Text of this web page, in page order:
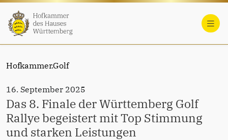
Hofkammer.Golf
16. September 2025
Das 8. Finale der Württemberg Golf
Rallye begeistert mit Top Stimmung
und starken Leistungen